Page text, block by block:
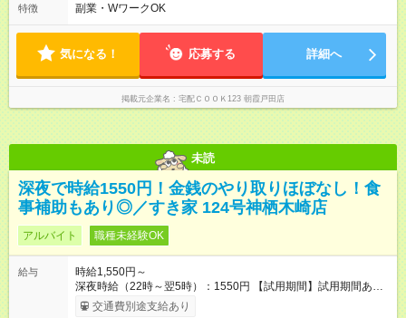
特徴 副業・WワークOK
気になる！ 応募する 詳細へ
掲載元企業名 宅配ＣＯＯＫ123 朝霞戸田店
未読
深夜で時給1550円！金銭のやり取りほぼなし！食
事補助もあり◎／すき家 124号神栖木崎店
アルバイト 職種未経験OK
給与
時給1,550円～
深夜時給（22時～翌5時）：1550円 【試用期間】試用期間あり
試用期間の長さ：1ヶ月 雇用形態、給与は本採用時と同じです。
試用期間の実態は30日（※条件変更なし）ですが、切り上げで
交通費別途支給あり